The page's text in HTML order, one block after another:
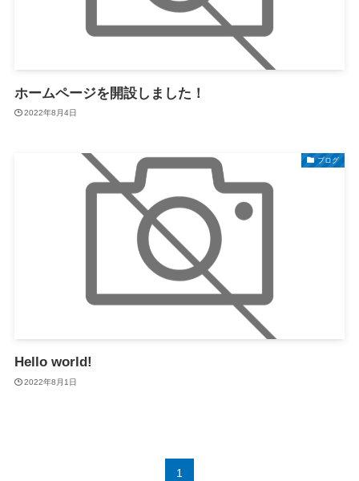
ホームページを開設しました！
2022年8月4日
ブログ
Hello world!
2022年8月1日
1